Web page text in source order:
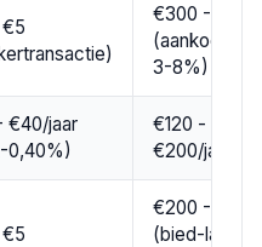
€300 - €800
3-8%)
€40/jaar
0,40%)
€120 -
€200/jaar
€200 - €400
(bied-laat